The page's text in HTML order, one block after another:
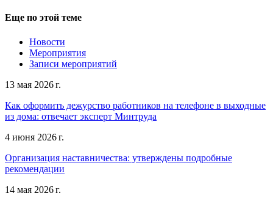
Еще по этой теме
Новости
Мероприятия
Записи мероприятий
13 мая 2026 г.
Как оформить дежурство работников на телефоне в выходные
из дома: отвечает эксперт Минтруда
4 июня 2026 г.
Организация наставничества: утверждены подробные
рекомендации
14 мая 2026 г.